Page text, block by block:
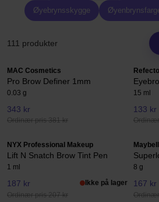
Øyebrynsskygge
111 produkter
MAC Cosmetics
Pro Brow Definer 1mm
0.03 g
343 kr
Ordinær pris 381 kr
15 ml
133 kr
NYX Professional Makeup
Lift N Snatch Brow Tint Pen
1 ml
187 kr
Ordinær pris 207 kr
Ikke på lager
8 g
167 kr